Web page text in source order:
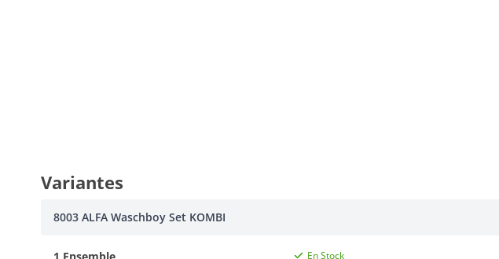
Variantes
8003 ALFA Waschboy Set KOMBI
En Stock